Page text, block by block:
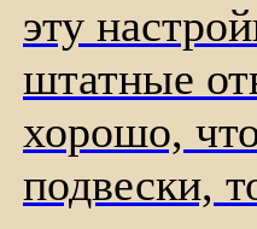
эту
штатные
хорошо,
подвески,